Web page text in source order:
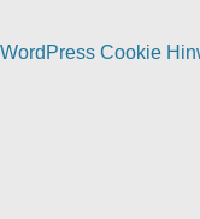
WordPress Cookie